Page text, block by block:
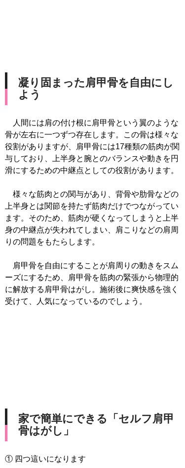
凝り固まった肩甲骨を自由にし
よう
人間には肩の付け根に肩甲骨という翼のような
骨が左右に一つずつ存在します。この骨は様々な
役割がありますが、肩甲骨には17種類の筋肉が関
与しており、上半身と腕とのバランスや動きを円
滑にするための中継点としての役割があります。
様々な筋肉との関与があり、背骨や肋骨などの
上半身とは関節を持たず筋肉だけでつながってい
ます。そのため、筋肉が硬くなってしまうと上半
身の中継点が失われてしまい、肩こりなどの肩周
りの問題をもたらします。
肩甲骨を自由にすることが肩周りの動きをスム
ーズにするため、肩甲骨を筋肉の緊張から物理的
に解放する肩甲骨はがし。施術後に爽快感を強く
受けて、人気になっているのでしょう。
家で簡単にできる「セルフ肩甲
骨はがし」
① 四つ這いになります